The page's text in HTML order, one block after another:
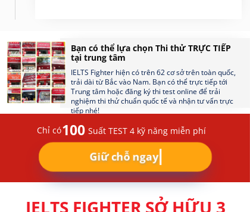
IELTS Fighter hiện có trên 62 cơ sở trên toàn quốc,
trải dài từ Bắc vào Nam. Bạn có thể trực tiếp tới
Trung tâm hoặc đăng ký thi test online để trải
nghiệm thi thử chuẩn quốc tế và nhận tư vấn trực
tiếp nhé!
Bạn có thể lựa chọn Thi thử TRỰC TIẾP
tại trung tâm
Giữ chỗ ngay
100
Chỉ có Suất TEST 4 kỹ năng miễn phí